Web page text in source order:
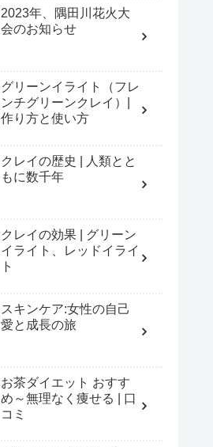
2023年、隅田川花火大
会のお知らせ
グリーンイライト（フレ
ンチグリーンクレイ）|
作り方と使い方
クレイの歴史 | 人類とと
もに数千年
クレイの効果 | グリーン
イライト、レッドイライ
ト
スキンケア:女性の自己
愛と成長の旅
お茶ダイエット おすす
め～無理なく痩せる | 口
コミ